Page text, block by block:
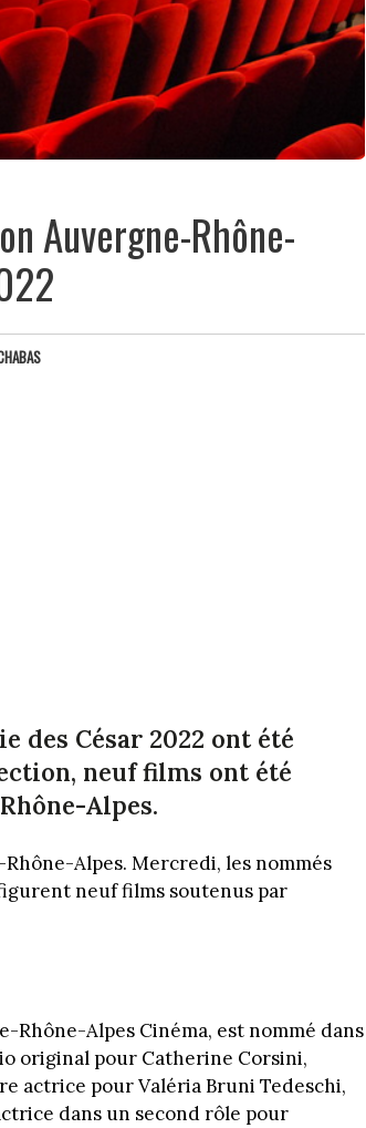
Auvergne-Rhône-
des César 2022 ont été
neuf films ont été
Alpes.
Alpes. Mercredi, les nommés
neuf films soutenus par
Rhône-Alpes Cinéma, est nommé dans
original pour Catherine Corsini,
actrice pour Valéria Bruni Tedeschi,
dans un second rôle pour